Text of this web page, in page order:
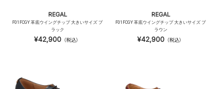
REGAL
F01FCGY 革底ウイングチップ 大きいサイズ ブ
ラック
¥42,900 （税込）
REGAL
F01FCGY 革底ウイングチップ 大きいサイズ ブ
ラウン
¥42,900 （税込）